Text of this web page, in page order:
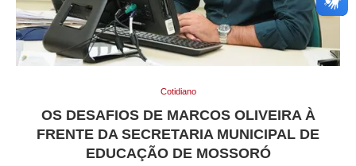
Cotidiano
OS DESAFIOS DE MARCOS OLIVEIRA À
FRENTE DA SECRETARIA MUNICIPAL DE
EDUCAÇÃO DE MOSSORÓ